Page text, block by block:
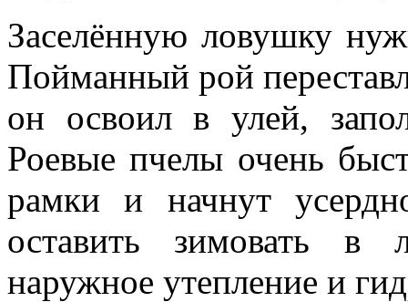
Заселённую ловушку
Пойманный рой
он освоил в улей,
Роевые пчелы очень
рамки и начнут
оставить зимовать в
наружное утепление и